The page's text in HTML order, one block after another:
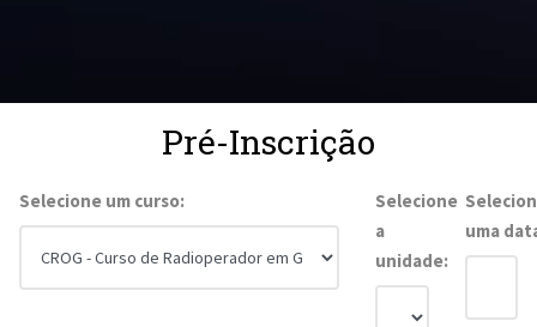
Pré-Inscrição
Selecione um curso:
Selecione
a
unidade:
uma